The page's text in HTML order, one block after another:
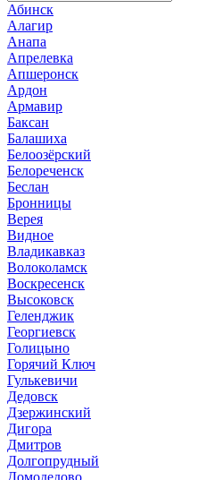
Абинск
Алагир
Анапа
Апрелевка
Апшеронск
Ардон
Армавир
Баксан
Балашиха
Белоозёрский
Белореченск
Беслан
Бронницы
Верея
Видное
Владикавказ
Волоколамск
Воскресенск
Высоковск
Геленджик
Георгиевск
Голицыно
Горячий Ключ
Гулькевичи
Дедовск
Дзержинский
Дигора
Дмитров
Долгопрудный
Домодедово